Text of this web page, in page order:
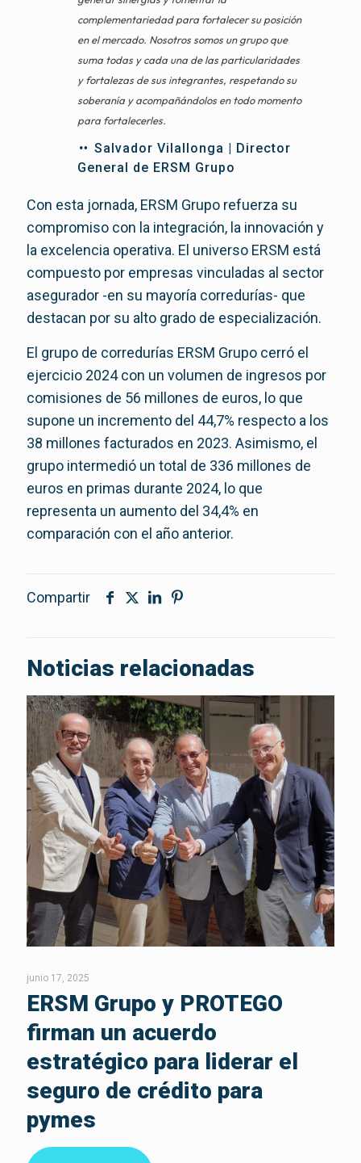
complementariedad para fortalecer su posición
en el mercado. Nosotros somos un grupo que
suma todas y cada una de las particularidades
y fortalezas de sus integrantes, respetando su
soberanía y acompañándolos en todo momento
para fortalecerles.
Salvador Vilallonga | Director
General de ERSM Grupo
Con esta jornada, ERSM Grupo refuerza su
compromiso con la integración, la innovación y
la excelencia operativa. El universo ERSM está
compuesto por empresas vinculadas al sector
asegurador -en su mayoría corredurías- que
destacan por su alto grado de especialización.
El grupo de corredurías ERSM Grupo cerró el
ejercicio 2024 con un volumen de ingresos por
comisiones de 56 millones de euros, lo que
supone un incremento del 44,7% respecto a los
38 millones facturados en 2023. Asimismo, el
grupo intermedió un total de 336 millones de
euros en primas durante 2024, lo que
representa un aumento del 34,4% en
comparación con el año anterior.
Compartir
Noticias relacionadas
junio 17, 2025
ERSM Grupo y PROTEGO
firman un acuerdo
estratégico para liderar el
seguro de crédito para
pymes